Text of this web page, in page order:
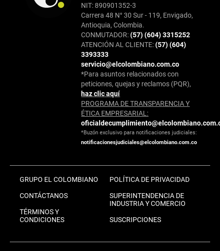
NIT: 890901352-3
Carrera 48 N° 30 Sur - 119, Envigado,
Antioquia, Colombia.
CONMUTADOR:(57) (604) 3315252
ATENCIÓN AL CLIENTE:(57) (604)
3393333
servicio@elcolombiano.com.co
*Para asuntos relacionados con
peticiones, quejas y reclamos (PQR),
haz clic aquí
PROGRAMA DE TRANSPARENCIA Y
ÉTICA EMPRESARIAL:
*Buzón exclusivo para notificaciones judiciales:
notificacionesjudiciales@elcolombiano.com.co
GRUPO EL COLOMBIANO
CONTÁCTANOS
TÉRMINOS Y
CONDICIONES
POLÍTICA DE PRIVACIDAD
SUPERINTENDENCIA DE
INDUSTRIA Y COMERCIO
SUSCRIPCIONES